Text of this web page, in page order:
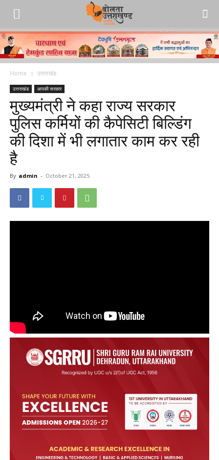
Home उत्तराखंड
उत्तराखंड आपकी सरकार
मुख्यमंत्री ने कहा राज्य सरकार
पुलिस कर्मियों की कैपेसिटी बिल्डिंग
की दिशा में भी लगातार काम कर रही
है
By admin - October 21, 2025